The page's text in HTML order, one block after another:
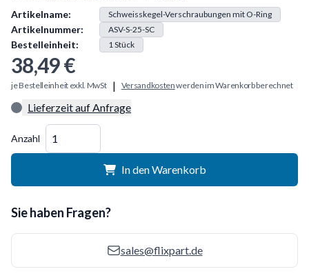
Produkt Information
Artikelname: Schweisskegel-Verschraubungen mit O-Ring
Artikelnummer: ASV-S-25-SC
Bestelleinheit: 1Stück
38,49 €
je Bestelleinheit exkl. MwSt | Versandkostenwerden im Warenkorb berechnet
Lieferzeit auf Anfrage
Anzahl
In den Warenkorb
Sie haben Fragen?
sales@flixpart.de